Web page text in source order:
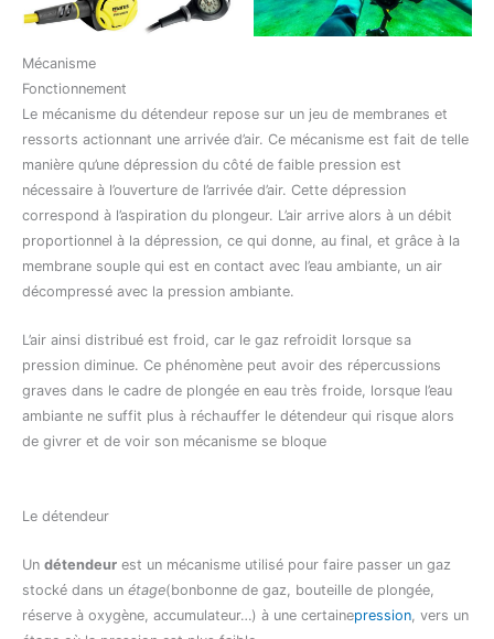
Mécanisme
Fonctionnement
Le mécanisme du détendeur repose sur un jeu de membranes et
ressorts actionnant une arrivée d’air. Ce mécanisme est fait de telle
manière qu’une dépression du côté de faible pression est
nécessaire à l’ouverture de l’arrivée d’air. Cette dépression
correspond à l’aspiration du plongeur. L’air arrive alors à un débit
proportionnel à la dépression, ce qui donne, au final, et grâce à la
membrane souple qui est en contact avec l’eau ambiante, un air
décompressé avec la pression ambiante.
L’air ainsi distribué est froid, car le gaz refroidit lorsque sa
pression diminue. Ce phénomène peut avoir des répercussions
graves dans le cadre de plongée en eau très froide, lorsque l’eau
ambiante ne suffit plus à réchauffer le détendeur qui risque alors
de givrer et de voir son mécanisme se bloque
Le détendeur
Un détendeur est un mécanisme utilisé pour faire passer un gaz
stocké dans un étage(bonbonne de gaz, bouteille de plongée,
réserve à oxygène, accumulateur…) à une certainepression , vers un